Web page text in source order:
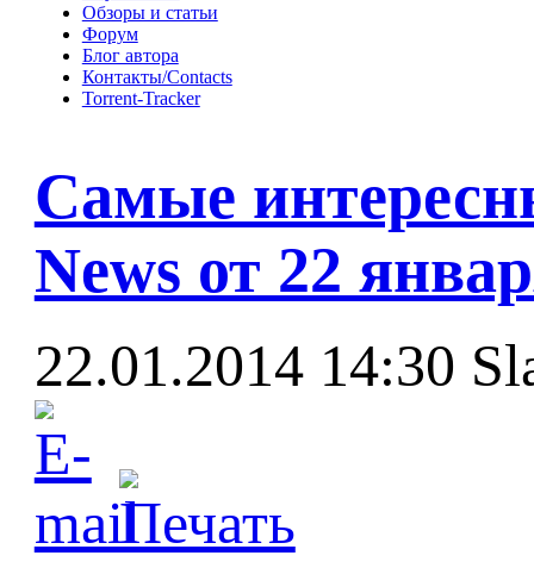
Обзоры и статьи
Форум
Блог автора
Контакты/Contacts
Torrent-Tracker
Самые
News от 22
22.01.2014 14:30